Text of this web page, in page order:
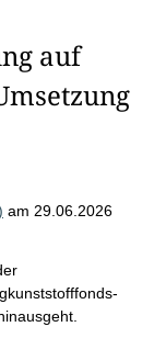
auf
am 29.06.2026